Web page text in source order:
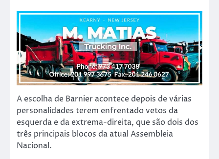
A escolha de Barnier acontece depois de várias
personalidades terem enfrentado vetos da
esquerda e da extrema-direita, que são dois dos
três principais blocos da atual Assembleia
Nacional.